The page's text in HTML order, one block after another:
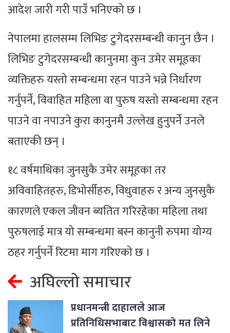
आदेश जारी गरी पाउँ भनिएको छ ।
नेपालमा हालसम्म लिभिङ टुगेदरसम्बन्धी कानुन छैन ।
लिभिङ टुगेदरसम्बन्धी कानुनमा कुन उमेर समूहका
व्यक्तिहरु यस्तो सम्बन्धमा रहन पाउने भन्ने निर्धारण
गर्नुपर्ने, विवाहित महिला वा पुरुष यस्तो सम्बन्धमा रहन
पाउने वा नपाउने कुरा कानुनमै उल्लेख हुनुपर्ने उनले
बताएकी छन् ।
१८ वर्षमाथिका जुनसुकै उमेर समूहका तर
अविवाहितहरु, डिभोर्सीहरु, विधुवाहरु र अन्य जुनसुकै
कारणले एकल जीवन ब्यतित गरिरहेका महिला तथा
पुरुषलाई मात्र यो सम्बन्धमा बस्न कानुनी रुपमा योग्य
ठहर गर्नुपर्ने रिटमा माग गरिएको छ ।
अघिल्लो समाचार
प्रधानमन्त्री दाहालले आज
प्रतिनिधिसभाबाट विश्वासको मत लिने